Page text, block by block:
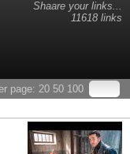
Shaare your links...
11618 links
page: 20 50 100